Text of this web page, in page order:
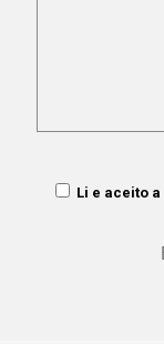
Li e aceito a